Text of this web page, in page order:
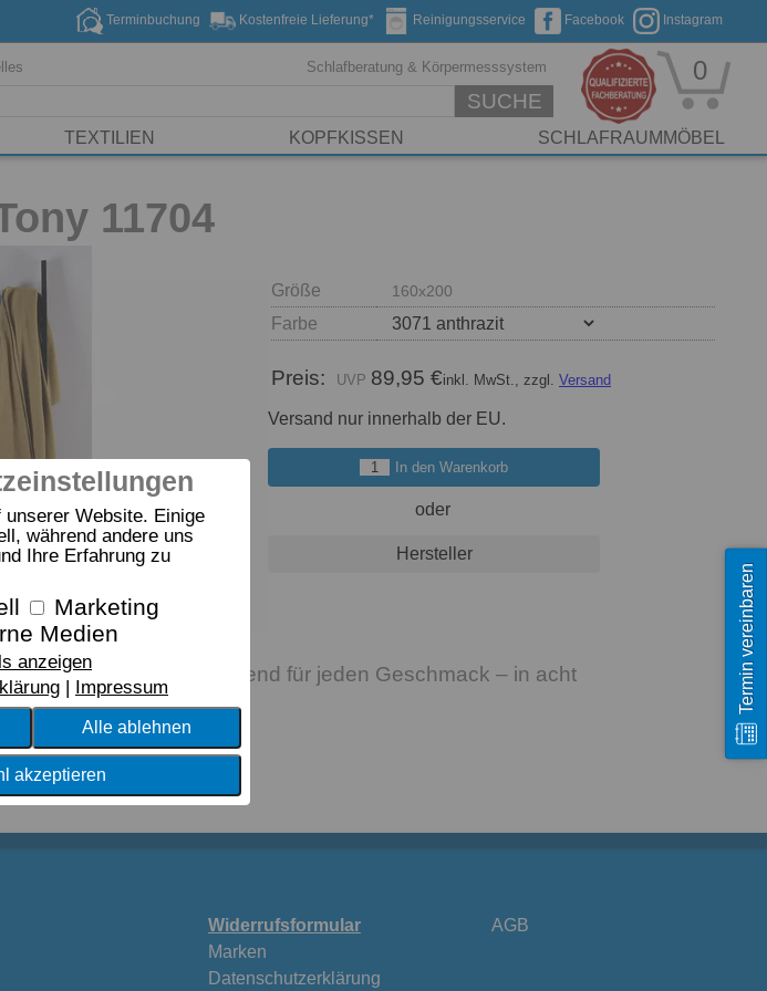
Website. Einige
während andere uns
Ihre Erfahrung zu
Marketing
Medien
anzeigen
Impressum
Alle ablehnen
akzeptieren
Instagram
Facebook
Reinigungsservice
Kostenfreie Lieferung*
Terminbuchung
Schlafberatung & Körpermesssystem
SUCHE
0
TEXTILIEN KOPFKISSEN SCHLAFRAUMMÖBEL
11704
Größe 160x200
Farbe
Preis: 89,95 €inkl. MwSt., zzgl. Versand
Versand nur innerhalb der EU.
In den Warenkorb
oder
Hersteller
verwendbar und – passend für jeden Geschmack – in acht
35 % Baumwolle.
Termin vereinbaren
Widerrufsformular
Marken
Datenschutzerklärung
AGB